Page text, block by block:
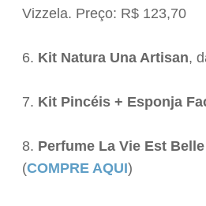
Vizzela. Preço: R$ 123,70
Kit Natura Una Artisan,
Kit Pincéis + Esponja
Perfume La Vie Est
(COMPRE AQUI)